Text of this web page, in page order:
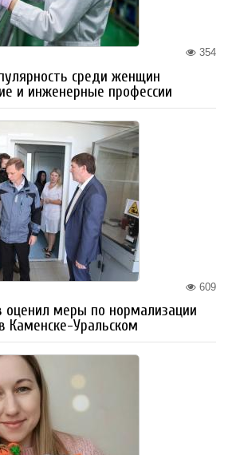
354
среди женщин
и инженерные профессии
609
меры по нормализации
Каменске-Уральском